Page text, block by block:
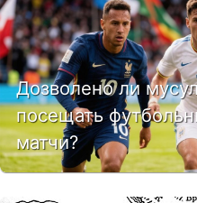
Дозволено ли
посещать
матчи?